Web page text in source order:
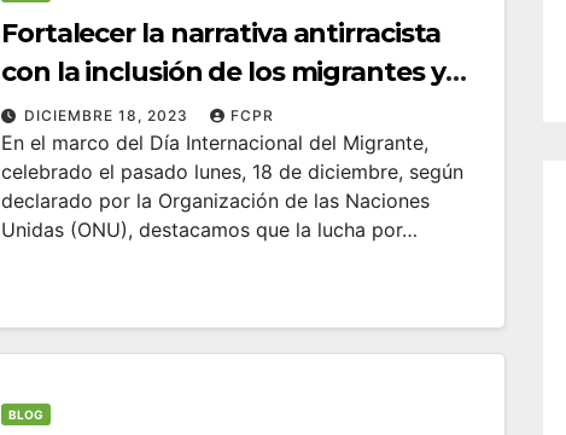
Fortalecer la narrativa antirracista
con la inclusión de los migrantes y
sus desafíos
DICIEMBRE 18, 2023 FCPR
En el marco del Día Internacional del Migrante,
celebrado el pasado lunes, 18 de diciembre, según
declarado por la Organización de las Naciones
Unidas (ONU), destacamos que la lucha por…
BLOG